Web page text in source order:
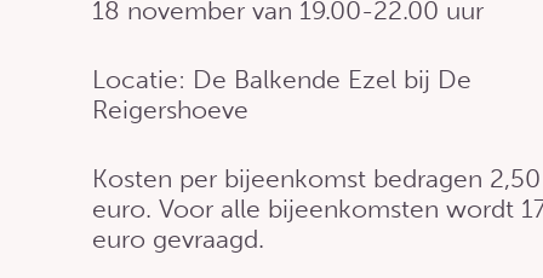
18 november van 19.00-22.00 uur
Locatie: De Balkende Ezel bij De
Reigershoeve
Kosten per bijeenkomst bedragen 2,50
euro. Voor alle bijeenkomsten wordt
euro gevraagd.